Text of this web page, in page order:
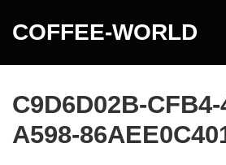
COFFEE-WORLD
C9D6D02B-
A598-